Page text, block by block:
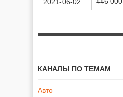
2021-06-02
КАНАЛЫ ПО ТЕМАМ
Авто